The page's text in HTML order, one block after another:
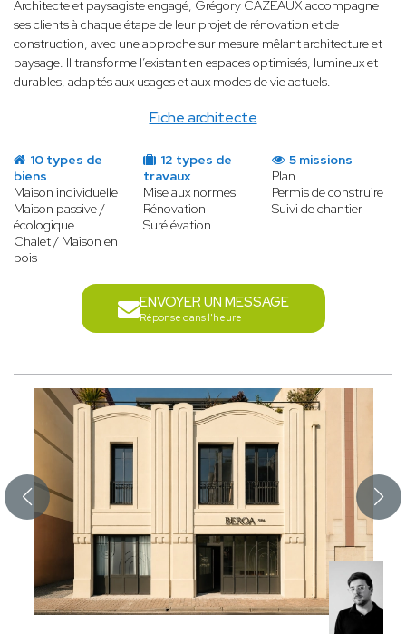
Fiche architecte
Architecte et paysagiste engagé, Grégory CAZEAUX accompagne
ses clients à chaque étape de leur projet de rénovation et de
construction, avec une approche sur mesure mêlant architecture et
paysage. Il transforme l’existant en espaces optimisés, lumineux et
durables, adaptés aux usages et aux modes de vie actuels.
10 types de
biens
Maison individuelle
Maison passive /
écologique
Chalet / Maison en
bois
12 types de
travaux
Mise aux normes
Rénovation
Surélévation
5 missions
Plan
Permis de construire
Suivi de chantier
ENVOYER UN MESSAGE
Réponse dans l'heure